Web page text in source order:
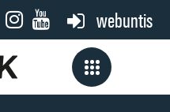
webuntis